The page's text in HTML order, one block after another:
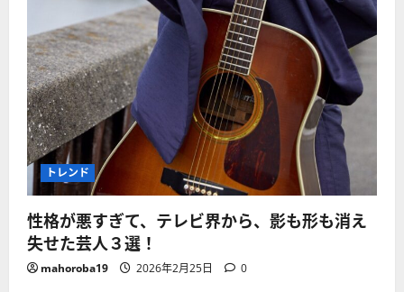
トレンド
性格が悪すぎて、テレビ界から、影も形も消え
失せた芸人３選！
mahoroba19 2026年2月25日 0